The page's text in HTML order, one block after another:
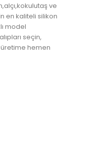
ve
en kaliteli silikon
model
seçin,
üretime hemen